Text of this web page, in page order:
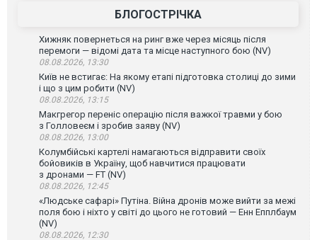
БЛОГОСТРІЧКА
Хижняк повернеться на ринг вже через місяць після
перемоги — відомі дата та місце наступного бою (NV)
08.08.2026, 13:30
Київ не встигає: На якому етапі підготовка столиці до зими
і що з цим робити (NV)
08.08.2026, 13:15
Макгрегор переніс операцію після важкої травми у бою
з Голловеєм і зробив заяву (NV)
08.08.2026, 13:00
Колумбійські картелі намагаються відправити своїх
бойовиків в Україну, щоб навчитися працювати
з дронами — FT (NV)
08.08.2026, 12:45
«Людське сафарі» Путіна. Війна дронів може вийти за межі
поля бою і ніхто у світі до цього не готовий — Енн Епплбаум
(NV)
08.08.2026, 12:30